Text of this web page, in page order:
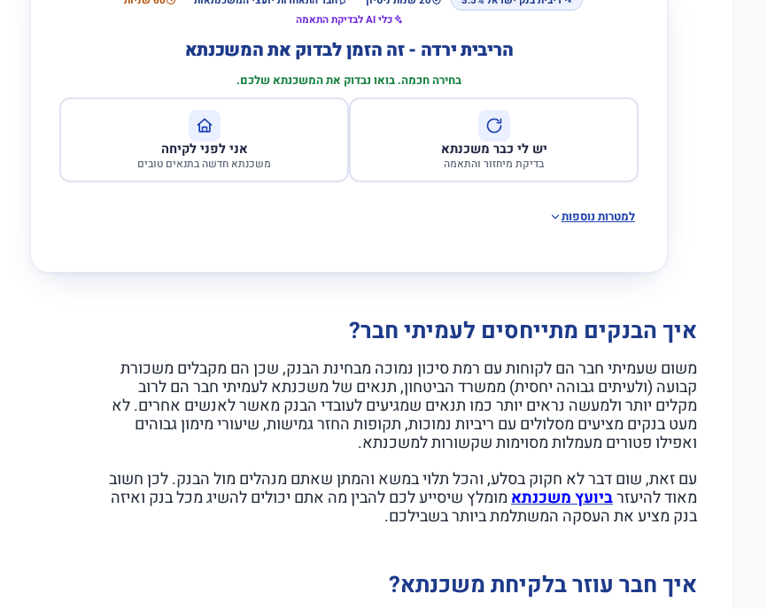
כלי AI לבדיקת התאמה
הריבית ירדה - זה הזמן לבדוק את המשכנתא
בחירה חכמה. בואו נבדוק את המשכנתא שלכם.
יש לי כבר משכנתא
בדיקת מיחזור והתאמה
אני לפני לקיחה
משכנתא חדשה בתנאים טובים
למטרות נוספות
איך הבנקים מתייחסים לעמיתי חבר?
משום שעמיתי חבר הם לקוחות עם רמת סיכון נמוכה מבחינת הבנק, שכן הם מקבלים משכורת
קבועה (ולעיתים גבוהה יחסית) ממשרד הביטחון, תנאים של משכנתא לעמיתי חבר הם לרוב
מקלים יותר ולמעשה נראים יותר כמו תנאים שמגיעים לעובדי הבנק מאשר לאנשים אחרים. לא
מעט בנקים מציעים מסלולים עם ריביות נמוכות, תקופות החזר גמישות, שיעורי מימון גבוהים
ואפילו פטורים מעמלות מסוימות שקשורות למשכנתא.
עם זאת, שום דבר לא חקוק בסלע, והכל תלוי במשא והמתן שאתם מנהלים מול הבנק. לכן חשוב
מאוד להיעזרביועץ משכנתאמומלץ שיסייע לכם להבין מה אתם יכולים להשיג מכל בנק ואיזה
בנק מציע את העסקה המשתלמת ביותר בשבילכם.
איך חבר עוזר בלקיחת משכנתא?